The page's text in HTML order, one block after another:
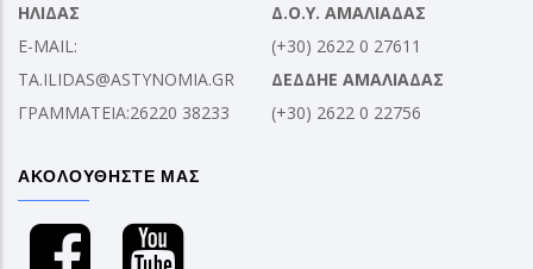
ΗΛΙΔΑΣ
E-MAIL:
TA.ILIDAS@ASTYNOMIA.GR
ΓΡΑΜΜΑΤΕΙΑ:26220 38233
Δ.Ο.Υ. ΑΜΑΛΙΑΔΑΣ
(+30) 2622 0 27611
ΔΕΔΔΗΕ ΑΜΑΛΙΑΔΑΣ
(+30) 2622 0 22756
ΑΚΟΛΟΥΘΗΣΤΕ ΜΑΣ